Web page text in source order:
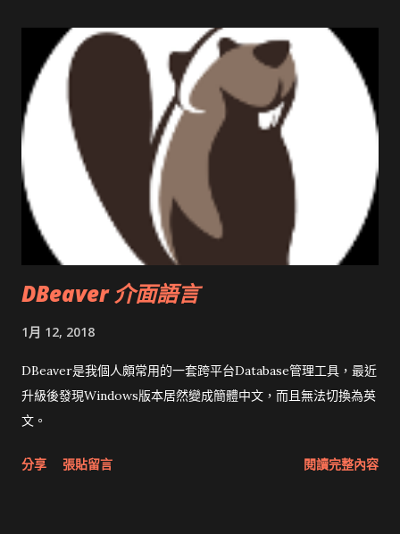
DBeaver 介面語言
1月 12, 2018
DBeaver是我個人頗常用的一套跨平台Database管理工具，最近
升級後發現Windows版本居然變成簡體中文，而且無法切換為英
文。
分享 張貼留言 閱讀完整內容